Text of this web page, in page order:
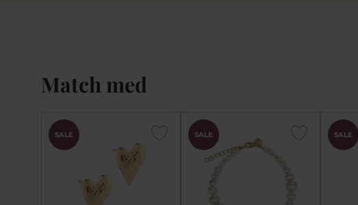
Match med
SALE SALE SALE